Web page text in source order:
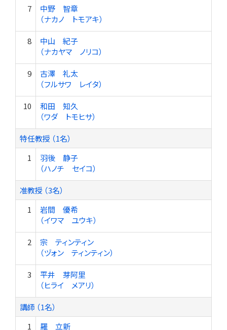
7
中野 智章
（ナカノ トモアキ）
8
中山 紀子
（ナカヤマ ノリコ）
9
古澤 礼太
（フルサワ レイタ）
10
和田 知久
（ワダ トモヒサ）
特任教授 （1名）
1
羽後 静子
（ハノチ セイコ）
准教授 （3名）
1
岩間 優希
（イワマ ユウキ）
2
宗 ティンティン
（ヅォン ティンティン）
3
平井 芽阿里
（ヒライ メアリ）
講師 （1名）
1
羅 立新